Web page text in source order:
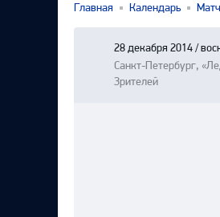
Главная Календарь
28 декабря 2014 /
Санкт-Петербург,
Зрителей